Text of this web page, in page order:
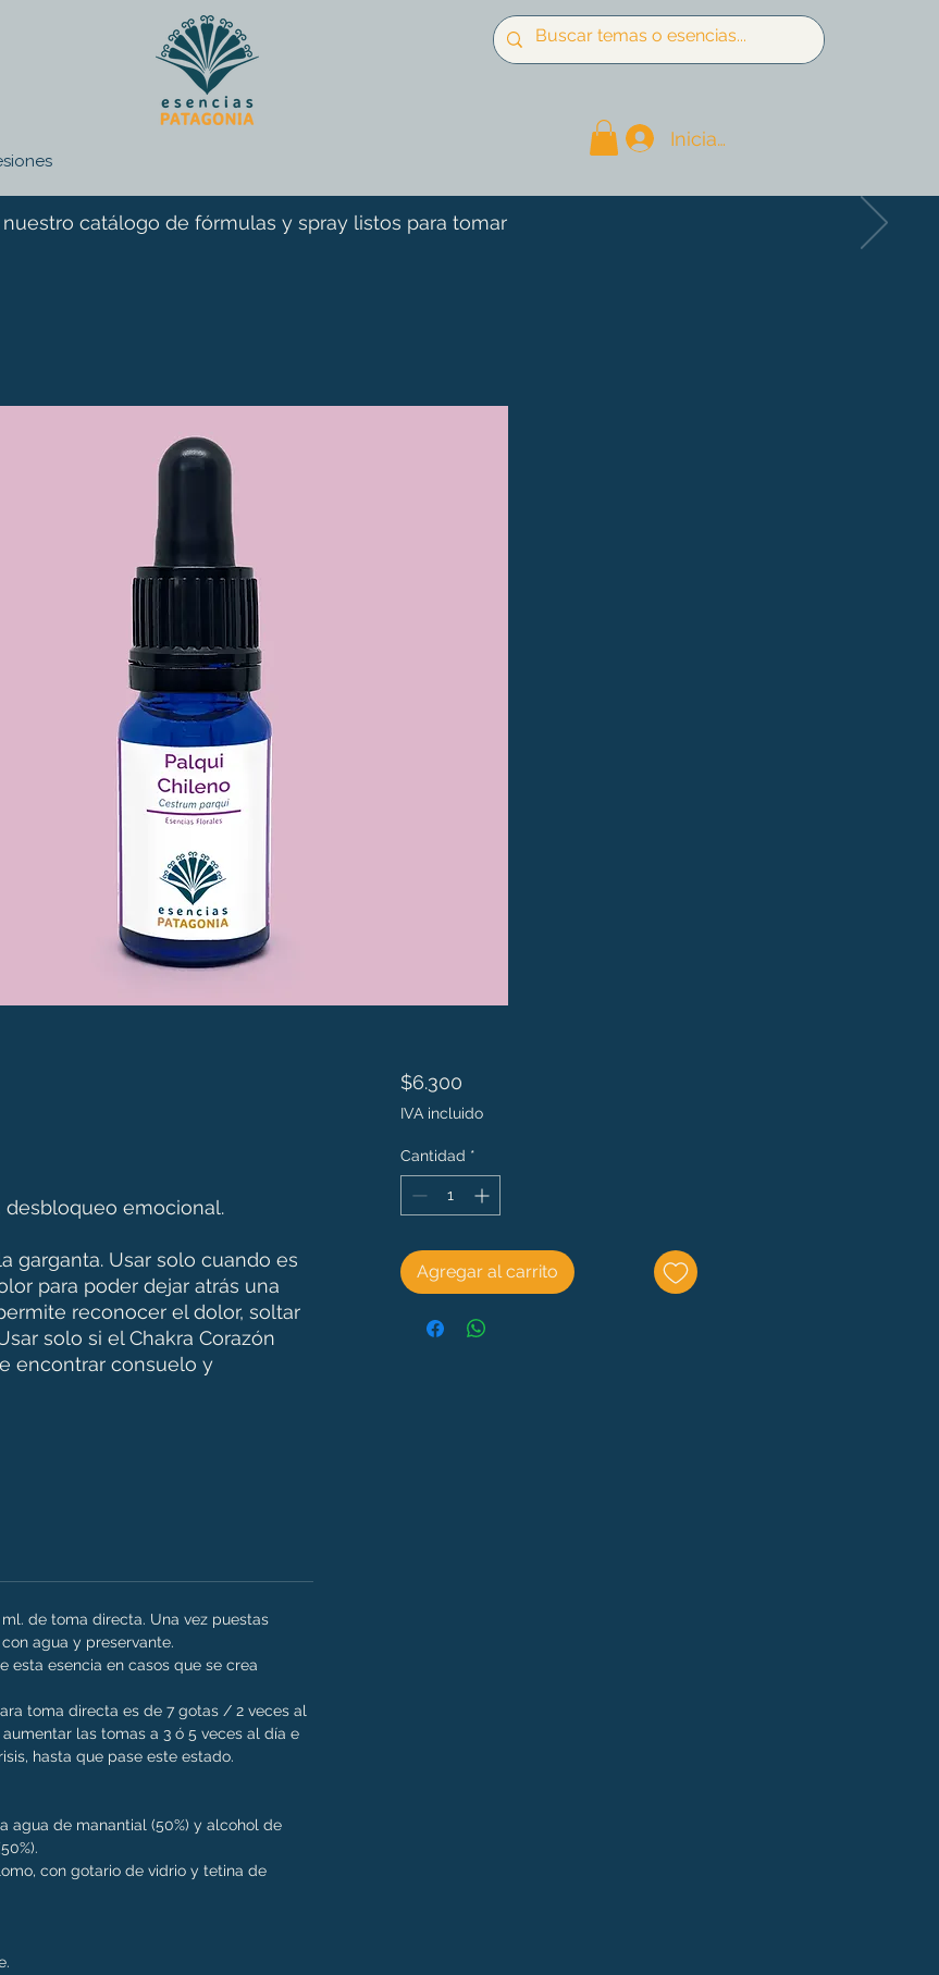
Iniciar sesión
nuestro catálogo de fórmulas y spray listos para tomar
desbloqueo emocional.
garganta. Usar solo cuando es
para poder dejar atrás una
reconocer el dolor, soltar
solo si el Chakra Corazón
encontrar consuelo y
de toma directa. Una vez puestas
agua y preservante.
esta esencia en casos que se crea
toma directa es de 7 gotas / 2 veces al
las tomas a 3 ó 5 veces al día e
hasta que pase este estado.
agua de manantial (50%) y alcohol de
con gotario de vidrio y tetina de
$6.300Precio
IVA incluido
Cantidad *
Agregar al carrito